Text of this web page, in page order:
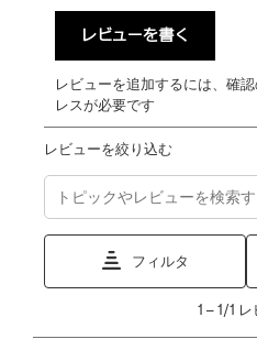
レビューを書く
レビューを追加するには、確
レスが必要です
レビューを絞り込む
トピックやレビュー検索地域
フィルタ
1 – 1/1 レ